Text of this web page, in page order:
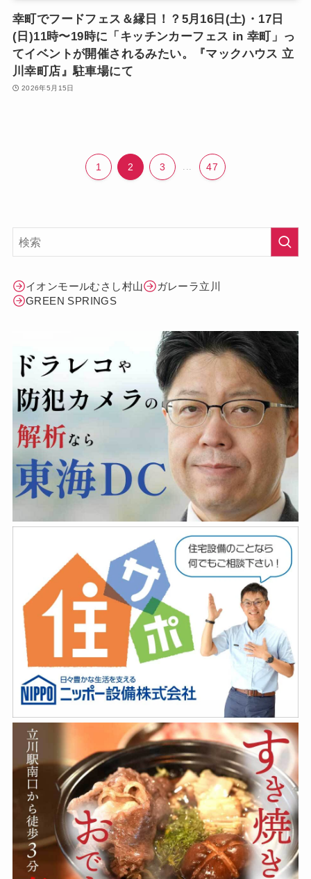
幸町でフードフェス＆縁日！？5月16日(土)・17日
(日)11時〜19時に「キッチンカーフェス in 幸町」っ
てイベントが開催されるみたい。『マックハウス 立
川幸町店』駐車場にて
2026年5月15日
1 2 3 47
イオンモールむさし村山
ガレーラ立川
GREEN SPRINGS